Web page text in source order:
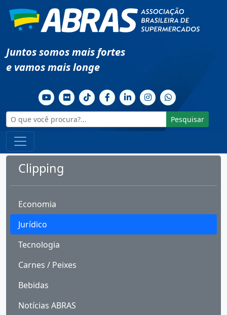
Juntos somos mais fortes
e vamos mais longe
Pesquisar
Clipping
Economia
Jurídico
Tecnologia
Carnes / Peixes
Bebidas
Notícias ABRAS